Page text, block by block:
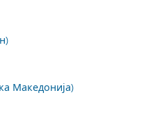
Македонија)